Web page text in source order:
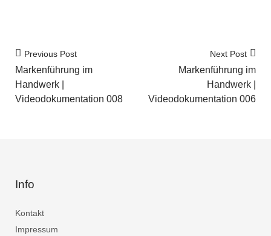
Previous Post
Markenführung im
Handwerk |
Videodokumentation 008
Next Post
Markenführung im
Handwerk |
Videodokumentation 006
Info
Kontakt
Impressum